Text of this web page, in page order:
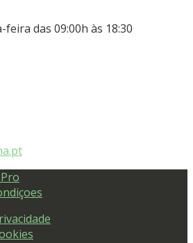
das 09:00h às 18:30